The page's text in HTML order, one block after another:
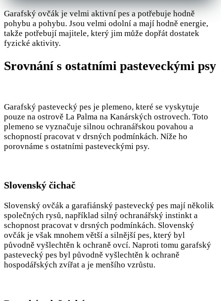
Garafský ovčák je velmi aktivní pes a potřebuje hodně
pohybu a pohybu. Jsou velmi odolní a mají hodně energie,
takže potřebují majitele, který jim může dopřát dostatek
fyzické aktivity.
Srovnání s ostatními pasteveckými psy
Garafský pastevecký pes je plemeno, které se vyskytuje
pouze na ostrově La Palma na Kanárských ostrovech. Toto
plemeno se vyznačuje silnou ochranářskou povahou a
schopností pracovat v drsných podmínkách. Níže ho
porovnáme s ostatními pasteveckými psy.
Slovenský čichač
Slovenský ovčák a garafiánský pastevecký pes mají několik
společných rysů, například silný ochranářský instinkt a
schopnost pracovat v drsných podmínkách. Slovenský
ovčák je však mnohem větší a silnější pes, který byl
původně vyšlechtěn k ochraně ovcí. Naproti tomu garafský
pastevecký pes byl původně vyšlechtěn k ochraně
hospodářských zvířat a je menšího vzrůstu.